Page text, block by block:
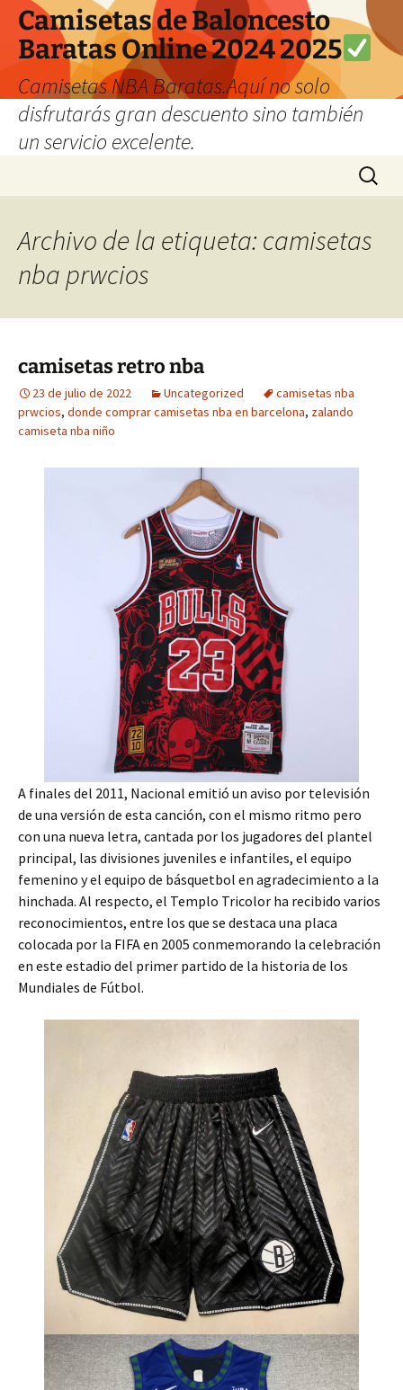
Camisetas de Baloncesto
Baratas Online 2024 2025
Camisetas NBA Baratas.Aquí no solo
disfrutarás gran descuento sino también
un servicio excelente.
Buscar:
Archivo de la etiqueta: camisetas
nba prwcios
camisetas retro nba
23 de julio de 2022 Uncategorized
camisetas nba
prwcios, donde comprar camisetas nba en barcelona, zalando
camiseta nba niño
A finales del 2011, Nacional emitió un aviso por televisión
de una versión de esta canción, con el mismo ritmo pero
con una nueva letra, cantada por los jugadores del plantel
principal, las divisiones juveniles e infantiles, el equipo
femenino y el equipo de básquetbol en agradecimiento a la
hinchada. Al respecto, el Templo Tricolor ha recibido varios
reconocimientos, entre los que se destaca una placa
colocada por la FIFA en 2005 conmemorando la celebración
en este estadio del primer partido de la historia de los
Mundiales de Fútbol.